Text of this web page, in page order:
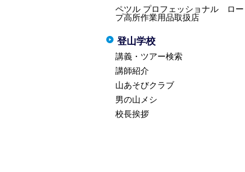
ペツル プロフェッショナル ロー
プ高所作業用品取扱店
登山学校
講義・ツアー検索
講師紹介
山あそびクラブ
男の山メシ
校長挨拶